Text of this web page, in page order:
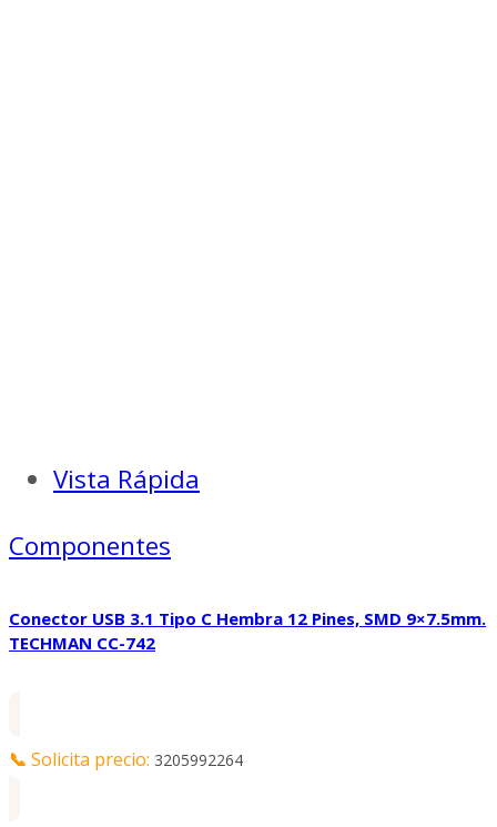
Vista Rápida
Componentes
Conector USB 3.1 Tipo C Hembra 12 Pines, SMD 9×7.5mm.
TECHMAN CC-742
📞 Solicita precio: 3205992264